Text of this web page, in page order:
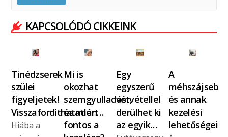
KAPCSOLÓDÓ CIKKEINK
Tinédzserek
szülei
figyeljetek!
Visszafordíthatatlan…
Hiába a
Mi is
okozhat
szemgyulladást,
és miért
fontos a
Egy
egyszerű
vérvétellel
derülhet ki
az egyik…
A
méhszájseb
és annak
kezelési
lehetőségei